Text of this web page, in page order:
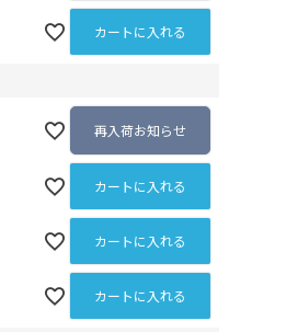
ホワイト
カートに入れる
再入荷お知らせ
カートに入れる
カートに入れる
カートに入れる